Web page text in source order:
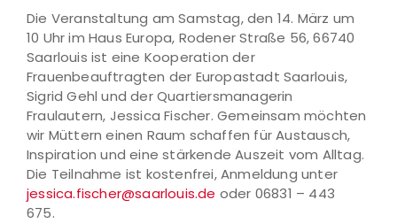
Die Veranstaltung am Samstag, den 14. März um
10 Uhr im Haus Europa, Rodener Straße 56, 66740
Saarlouis ist eine Kooperation der
Frauenbeauftragten der Europastadt Saarlouis,
Sigrid Gehl und der Quartiersmanagerin
Fraulautern, Jessica Fischer. Gemeinsam möchten
wir Müttern einen Raum schaffen für Austausch,
Inspiration und eine stärkende Auszeit vom Alltag.
Die Teilnahme ist kostenfrei, Anmeldung unter
jessica.fischer@saarlouis.de oder 06831 – 443
675.